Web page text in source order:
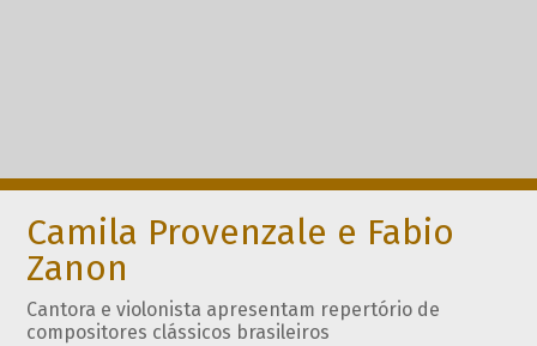
Camila Provenzale e Fabio
Zanon
Cantora e violonista apresentam repertório de
compositores clássicos brasileiros